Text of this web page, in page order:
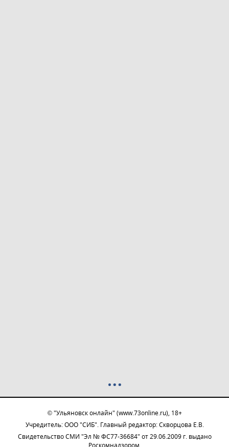
© "Ульяновск онлайн" (www.73online.ru), 18+
Учредитель: ООО "СИБ". Главный редактор: Скворцова Е.В.
Свидетельство СМИ "Эл № ФС77-36684" от 29.06.2009 г. выдано
Роскомнадзором.